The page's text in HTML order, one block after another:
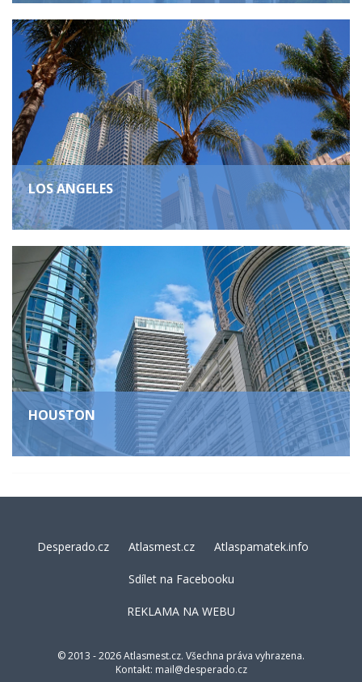
LOS ANGELES
HOUSTON
Desperado.cz Atlasmest.cz Atlaspamatek.info
Sdílet na Facebooku
REKLAMA NA WEBU
© 2013 - 2026 Atlasmest.cz. Všechna práva vyhrazena.
Kontakt: mail@desperado.cz